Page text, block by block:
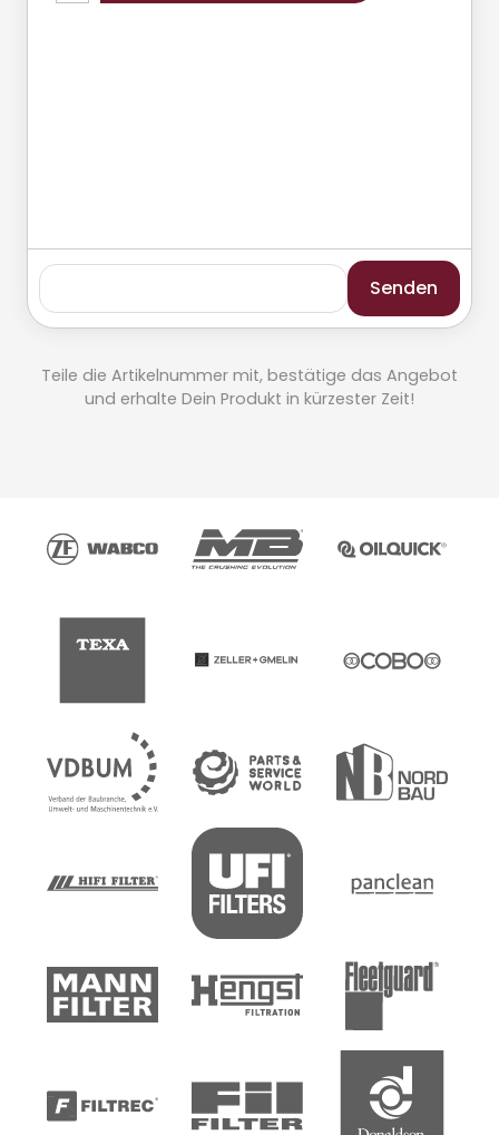
Senden
Teile die Artikelnummer mit, bestätige das Angebot
und erhalte Dein Produkt in kürzester Zeit!